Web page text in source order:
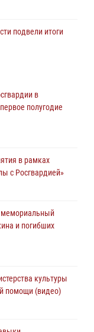
подвели итоги
который
культуры
в
полугодие
в рамках
с Росгвардией»
мемориальный
и погибших
культуры
помощи (видео)